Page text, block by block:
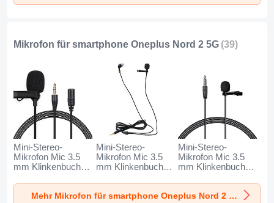
Mikrofon für smartphone Oneplus Nord 2 5G (39)
Mini-Stereo-
Mikrofon Mic 3.5
mm Klinkenbuchse
Nord 2 5G
Schwarz
Mini-Stereo-
Mikrofon Mic 3.5
mm Klinkenbuchse
Nord 2 5G
Schwarz
Mini-Stereo-
Mikrofon Mic 3.5
mm Klinkenbuchse
Nord 2 5G
Schwarz
Mehr Mikrofon für smartphone Oneplus Nord 2 5G